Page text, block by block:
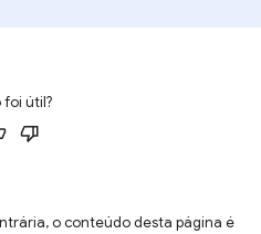
foi útil?
o conteúdo desta página é